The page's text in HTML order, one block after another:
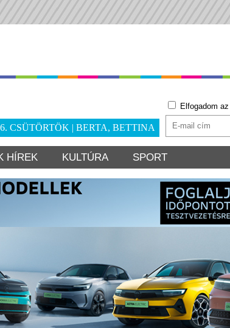
CSÜTÖRTÖK | BERTA, BETTINA
Elfogadom az
HÍREK KULTÚRA SPORT